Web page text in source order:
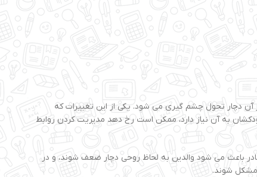
آن دچار تحول چشم گیری می شود. یکی از این تغییرات که
به آن نیاز دارد، ممکن است رخ دهد مدیریت کردن روابط
باعث می شود والدین به لحاظ روحی دچار ضعف شوند، و در
مشکل شوند.